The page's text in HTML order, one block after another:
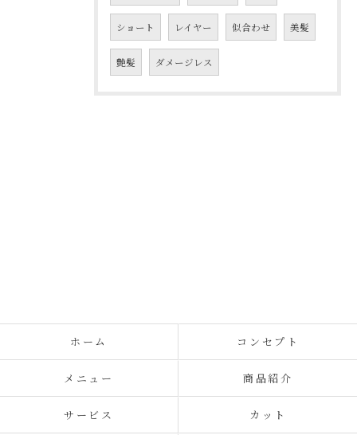
ショート レイヤー 似合わせ 美髪
艶髪 ダメージレス
ホーム コンセプト
メニュー 商品紹介
サービス カット